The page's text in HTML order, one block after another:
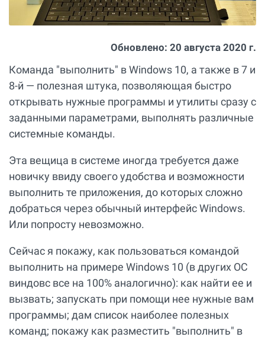
Обновлено: 20 августа 2020 г.
Команда "выполнить" в Windows 10, а также в 7 и
8-й — полезная штука, позволяющая быстро
открывать нужные программы и утилиты сразу с
заданными параметрами, выполнять различные
системные команды.
Эта вещица в системе иногда требуется даже
новичку ввиду своего удобства и возможности
выполнить те приложения, до которых сложно
добраться через обычный интерфейс Windows.
Или попросту невозможно.
Сейчас я покажу, как пользоваться командой
выполнить на примере Windows 10 (в других ОС
виндовс все на 100% аналогично): как найти ее и
вызвать; запускать при помощи нее нужные вам
программы; дам список наиболее полезных
команд; покажу как разместить "выполнить" в